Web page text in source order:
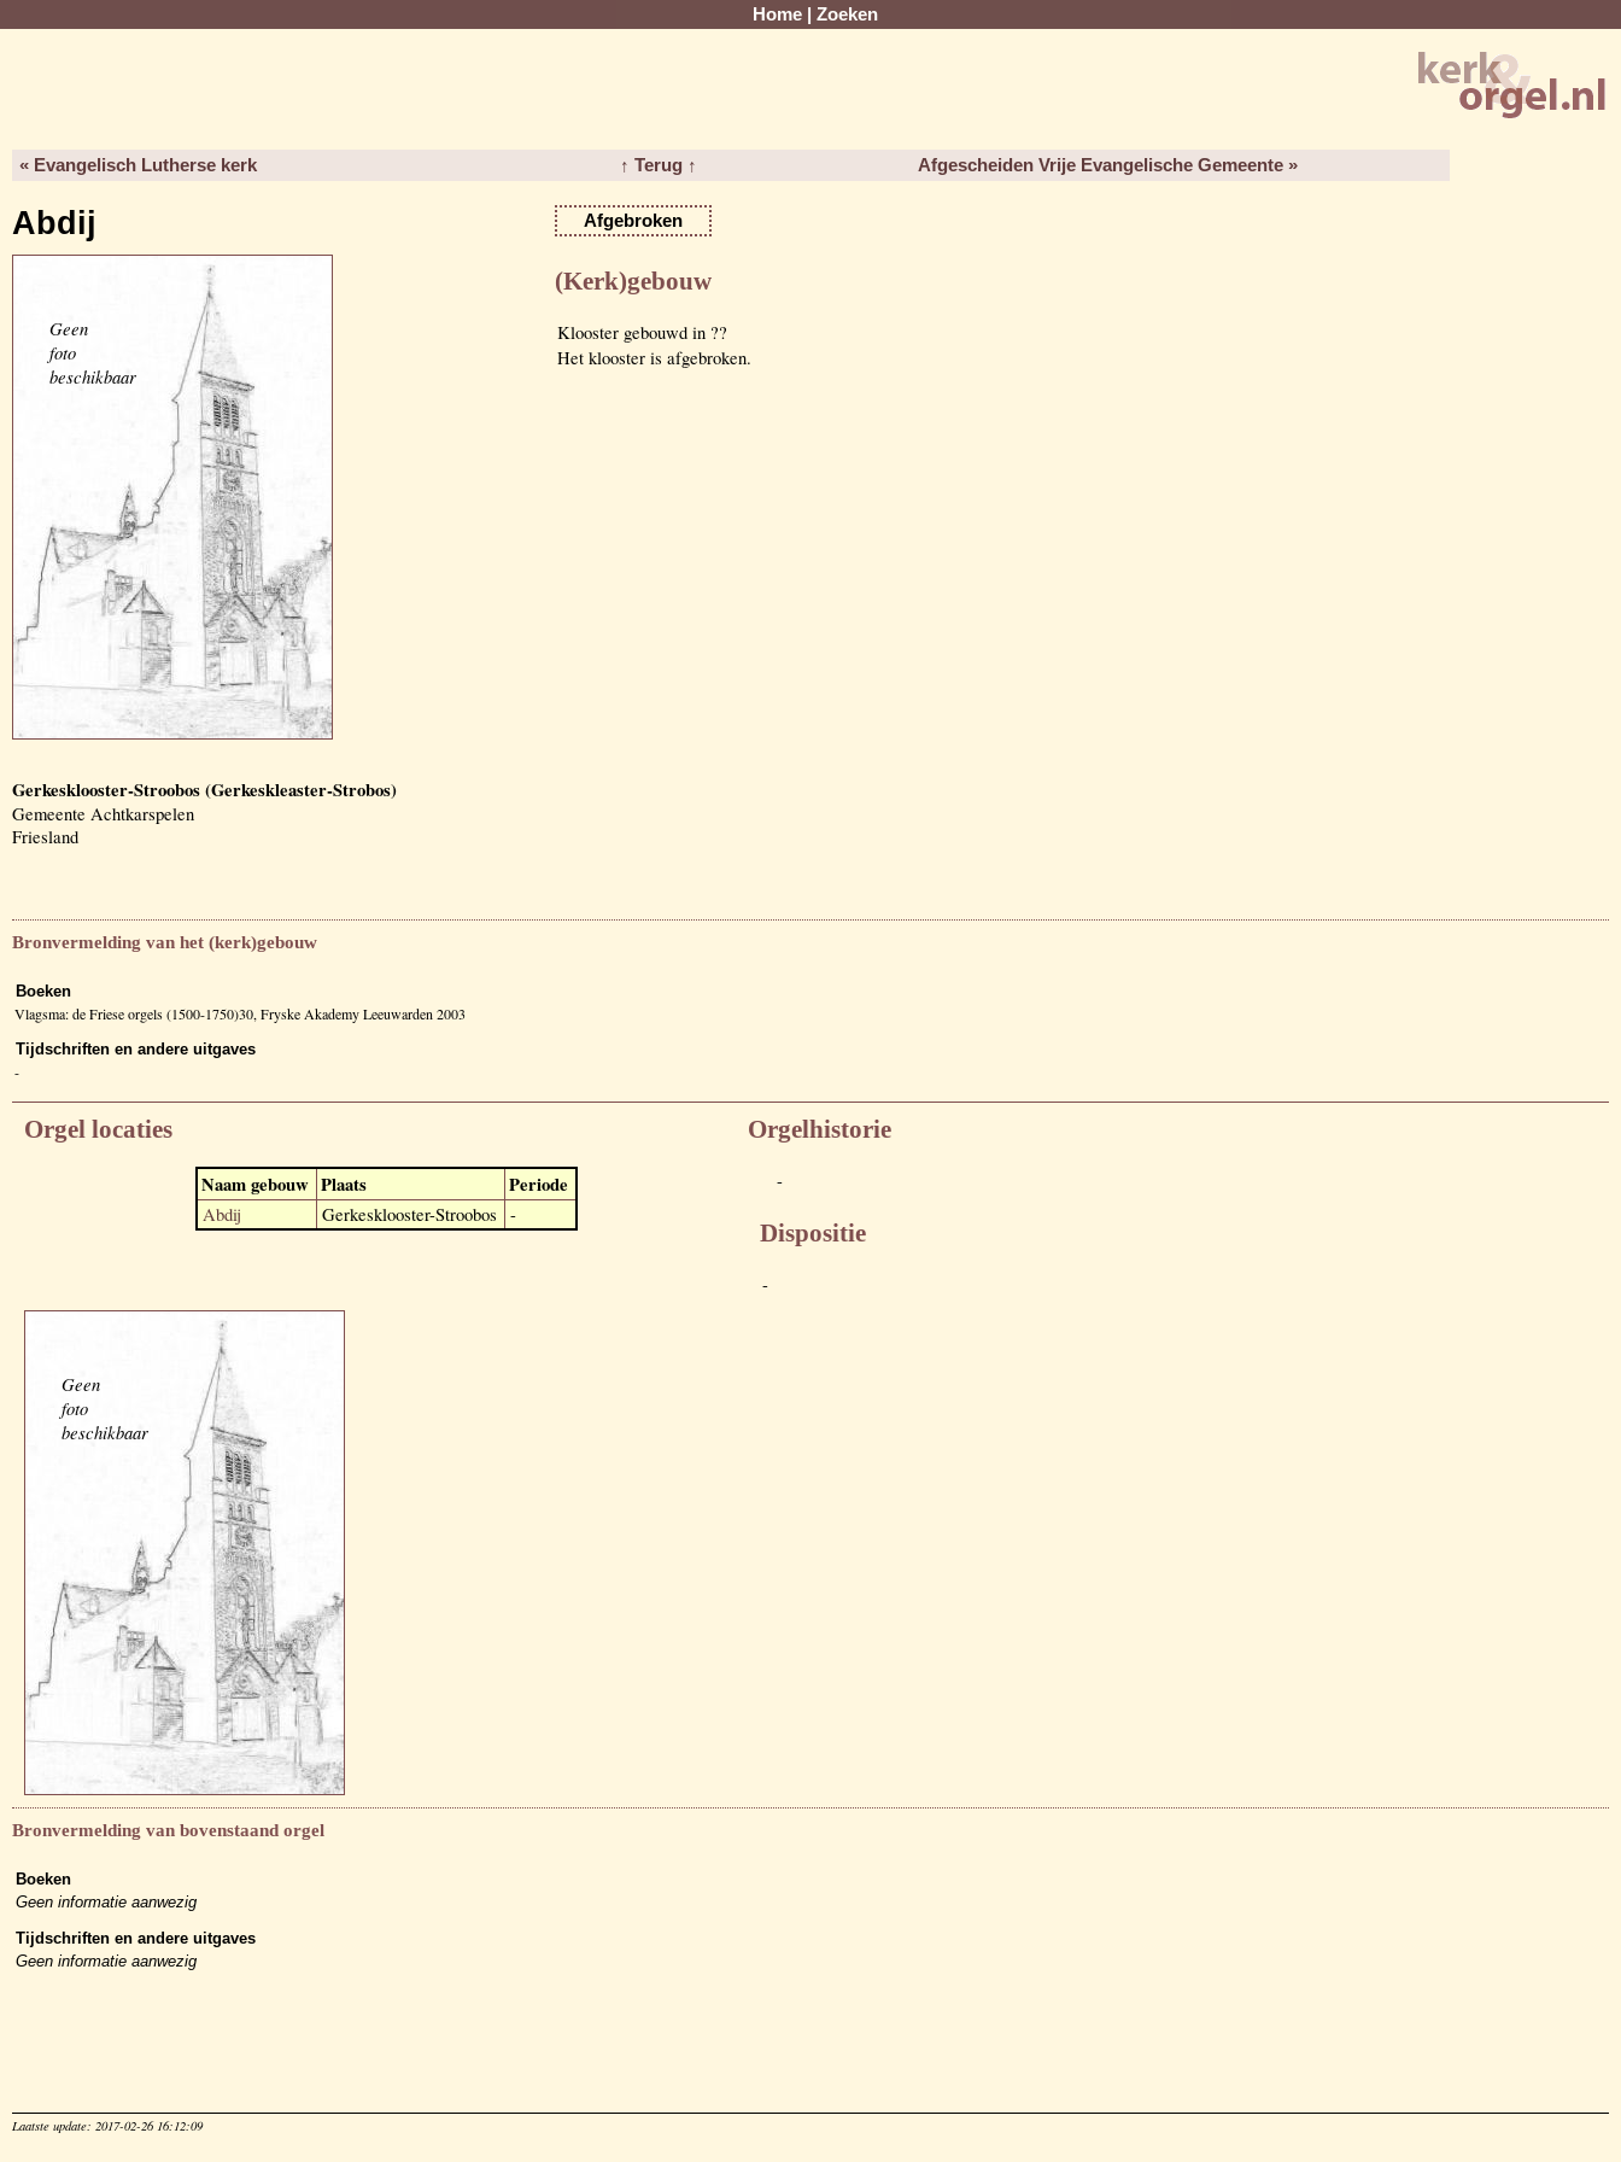
Home Zoeken
« Evangelisch Lutherse kerk ↑ Terug ↑ Afgescheiden Vrije Evangelische Gemeente »
Abdij Afgebroken
Geen
foto
beschikbaar
Gerkesklooster-Stroobos (Gerkeskleaster-Strobos)
Gemeente Achtkarspelen
Friesland
(Kerk)gebouw
Klooster gebouwd in ??
Het klooster is afgebroken.
Bronvermelding van het (kerk)gebouw
Boeken
Vlagsma: de Friese orgels (1500-1750)30, Fryske Akademy Leeuwarden 2003
Tijdschriften en andere uitgaves
-
Orgel locaties
Naam gebouw Plaats Periode
Abdij Gerkesklooster-Stroobos -
Orgelhistorie
-
Dispositie
-
Geen
foto
beschikbaar
Bronvermelding van bovenstaand orgel
Boeken
Geen informatie aanwezig
Tijdschriften en andere uitgaves
Geen informatie aanwezig
Laatste update: 2017-02-26 16:12:09